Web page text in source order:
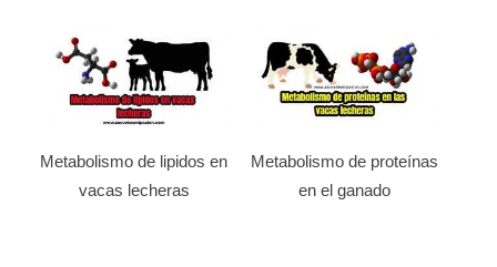
Metabolismo de lipidos en
vacas lecheras
Metabolismo de proteínas
en el ganado